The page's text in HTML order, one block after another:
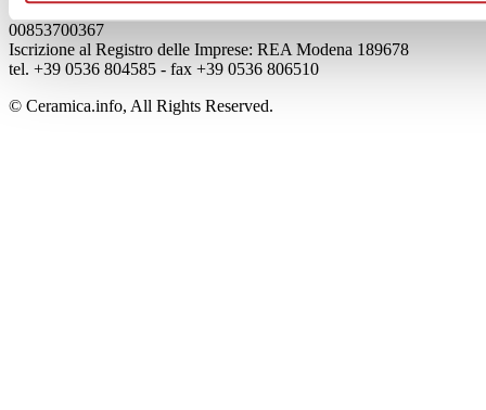
Capitale Sociale: 2.500.000 euro - Codice fiscale e P.IVA
00853700367
Iscrizione al Registro delle Imprese: REA Modena 189678
tel. +39 0536 804585 - fax +39 0536 806510
© Ceramica.info, All Rights Reserved.